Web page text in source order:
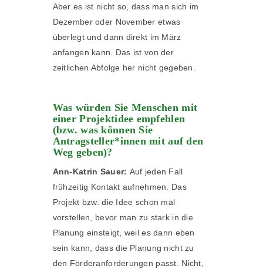
Aber es ist nicht so, dass man sich im
Dezember oder November etwas
überlegt und dann direkt im März
anfangen kann. Das ist von der
zeitlichen Abfolge her nicht gegeben.
Was würden Sie Menschen mit
einer Projektidee empfehlen
(bzw. was können Sie
Antragsteller*innen mit auf den
Weg geben)?
Ann-Katrin Sauer: Auf jeden Fall
frühzeitig Kontakt aufnehmen. Das
Projekt bzw. die Idee schon mal
vorstellen, bevor man zu stark in die
Planung einsteigt, weil es dann eben
sein kann, dass die Planung nicht zu
den Förderanforderungen passt. Nicht,